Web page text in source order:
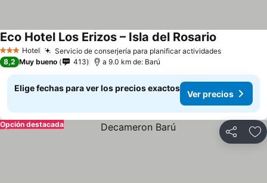
3 Estrellas
Hotel Servicio de conserjería para planificar actividadesVer
Eco Hotel Los Erizos – Isla del Rosario
8,2 Muy bueno 413 a 9.0 km de: Barú
Elige fechas para ver los precios exactos
Ver precios
Compartir
Opción destacada